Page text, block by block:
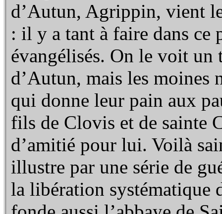
d’Autun, Agrippin, vient
: il y a tant à faire dans ce
évangélisés. On le voit un
d’Autun, mais les moines
qui donne leur pain aux
fils de Clovis et de sainte
d’amitié pour lui. Voilà
illustre par une série de
la libération systématique